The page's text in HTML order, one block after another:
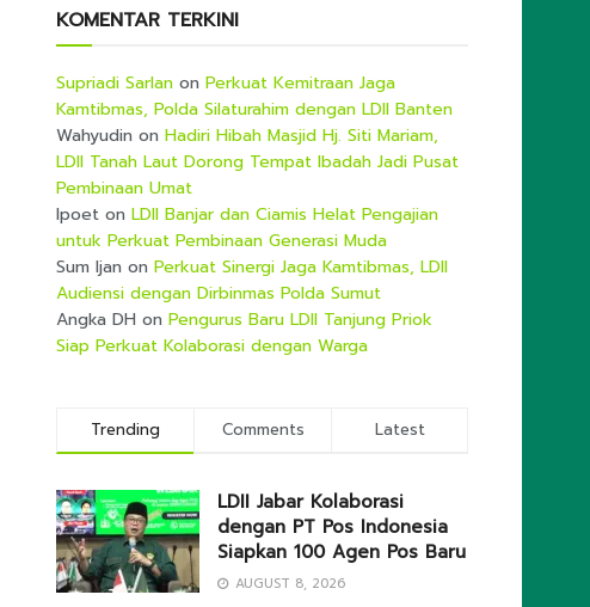
KOMENTAR TERKINI
Supriadi Sarlan on Perkuat Kemitraan Jaga
Kamtibmas, Polda Silaturahim dengan LDII Banten
Wahyudin on Hadiri Hibah Masjid Hj. Siti Mariam,
LDII Tanah Laut Dorong Tempat Ibadah Jadi Pusat
Pembinaan Umat
Ipoet on LDII Banjar dan Ciamis Helat Pengajian
untuk Perkuat Pembinaan Generasi Muda
Sum Ijan on Perkuat Sinergi Jaga Kamtibmas, LDII
Audiensi dengan Dirbinmas Polda Sumut
Angka DH on Pengurus Baru LDII Tanjung Priok
Siap Perkuat Kolaborasi dengan Warga
Trending Comments Latest
LDII Jabar Kolaborasi
dengan PT Pos Indonesia
Siapkan 100 Agen Pos Baru
AUGUST 8, 2026